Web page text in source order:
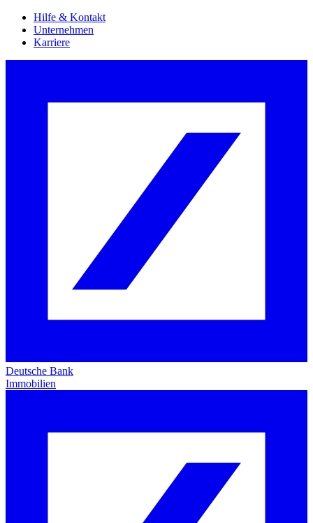
Hilfe & Kontakt
Unternehmen
Karriere
Deutsche Bank
Immobilien